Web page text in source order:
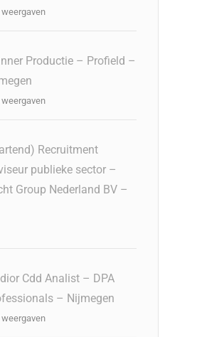
weergaven
Productie – Profield –
weergaven
Recruitment
publieke sector –
Group Nederland BV –
Cdd Analist – DPA
– Nijmegen
weergaven